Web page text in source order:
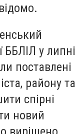
ББЛІЛ у липні
поставлені
району та
спірні
новий